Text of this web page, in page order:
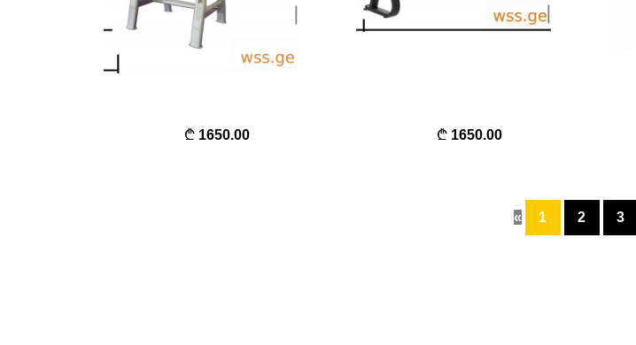
1650.00 1650.00
« 1 2 3